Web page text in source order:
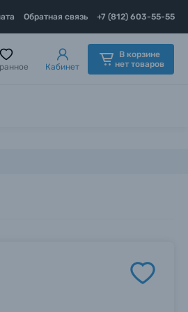
Обратная связь +7 (812) 603-55-55
Кабинет
В корзине
нет товаров